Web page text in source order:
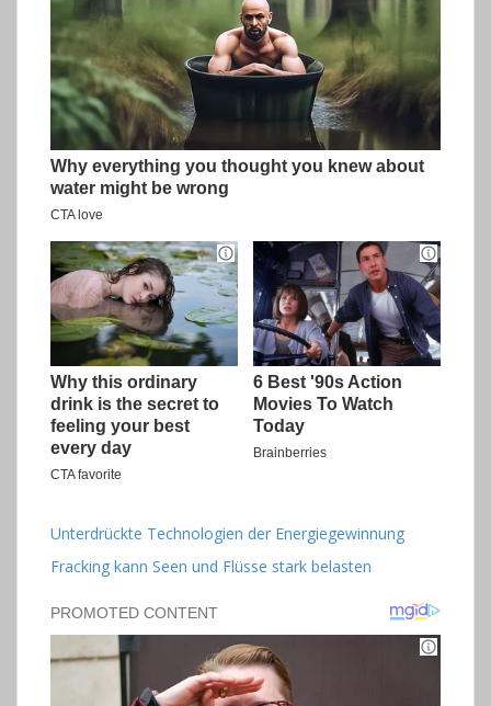
Unterdrückte Technologien der Energiegewinnung
Fracking kann Seen und Flüsse stark belasten